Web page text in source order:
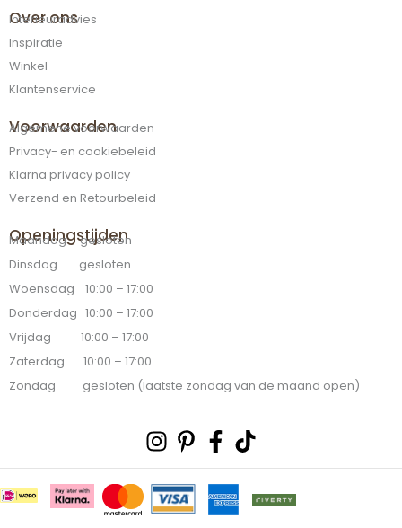
Over ons
Interieuradvies
Inspiratie
Winkel
Klantenservice
Voorwaarden
Algemene voorwaarden
Privacy- en cookiebeleid
Klarna privacy policy
Verzend en Retourbeleid
Openingstijden
Maandag gesloten
Dinsdag gesloten
Woensdag 10:00 – 17:00
Donderdag 10:00 – 17:00
Vrijdag 10:00 – 17:00
Zaterdag 10:00 – 17:00
Zondag gesloten (laatste zondag van de maand open)
Instagram
Pinterest-
p
Facebook-
f
Tiktok